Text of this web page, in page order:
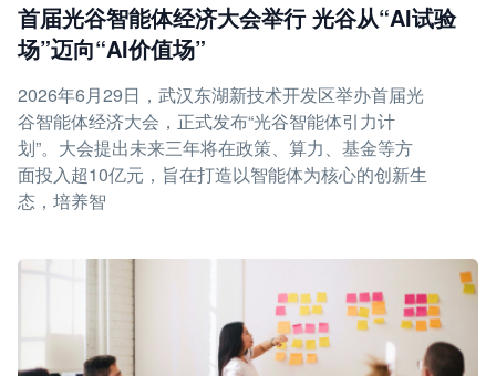
首届光谷智能体经济大会举行 光谷从“AI试验
场”迈向“AI价值场”
2026年6月29日，武汉东湖新技术开发区举办首届光
谷智能体经济大会，正式发布“光谷智能体引力计
划”。大会提出未来三年将在政策、算力、基金等方
面投入超10亿元，旨在打造以智能体为核心的创新生
态，培养智